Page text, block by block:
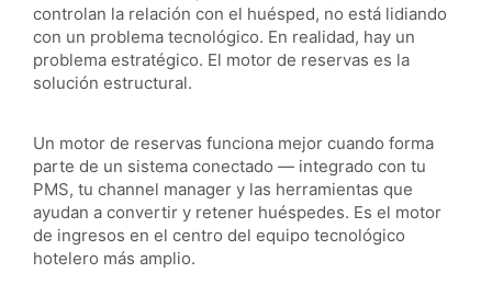
controlan la relación con el huésped, no está lidiando
con un problema tecnológico. En realidad, hay un
problema estratégico. El motor de reservas es la
solución estructural.
Un motor de reservas funciona mejor cuando forma
parte de un sistema conectado — integrado con tu
PMS, tu channel manager y las herramientas que
ayudan a convertir y retener huéspedes. Es el motor
de ingresos en el centro del equipo tecnológico
hotelero más amplio.